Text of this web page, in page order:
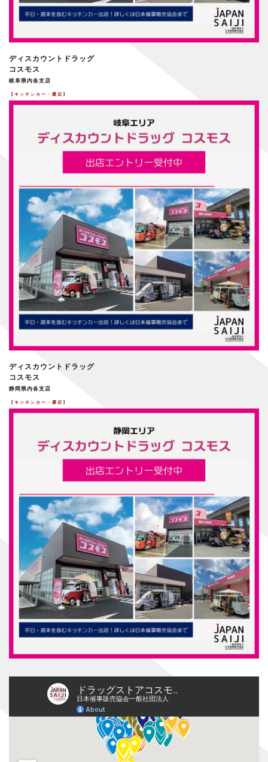
ディスカウントドラッグ
コスモス
岐阜県内各支店
【キッチンカー・露店】
ディスカウントドラッグ
コスモス
静岡県内各支店
【キッチンカー・露店】